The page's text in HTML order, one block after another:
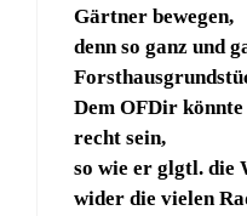
Gärtner bewegen,
denn so ganz und
Dem OFDir
recht sein,
so wie er glgtl. die
wider die vielen